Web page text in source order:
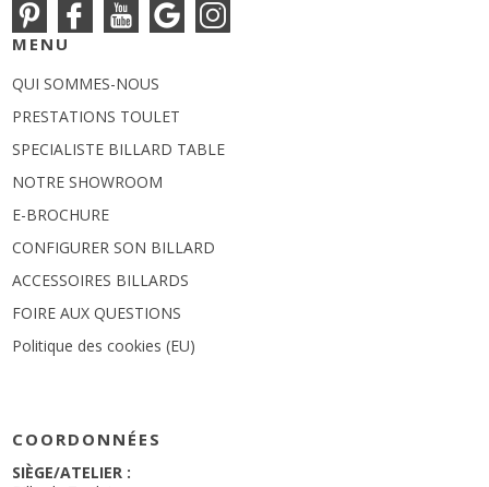
MENU
QUI SOMMES-NOUS
PRESTATIONS TOULET
SPECIALISTE BILLARD TABLE
NOTRE SHOWROOM
E-BROCHURE
CONFIGURER SON BILLARD
ACCESSOIRES BILLARDS
FOIRE AUX QUESTIONS
Politique des cookies (EU)
COORDONNÉES
SIÈGE/ATELIER :